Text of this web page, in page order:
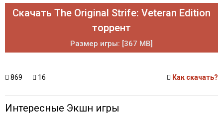
Скачать The Original Strife: Veteran Edition
торрент
Размер игры: [367 MB]
869 16 Как скачать?
Интересные Экшн игры